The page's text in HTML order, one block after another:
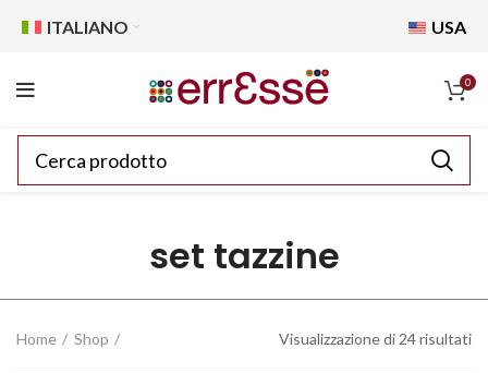
ITALIANO USA
0
set tazzine
Home Shop Visualizzazione di 24 risultati